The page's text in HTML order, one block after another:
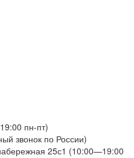
пн-пт)
звонок по России)
25с1 (10:00—19:00